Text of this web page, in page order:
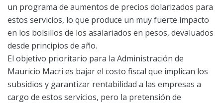
un programa de aumentos de precios dolarizados para
estos servicios, lo que produce un muy fuerte impacto
en los bolsillos de los asalariados en pesos, devaluados
desde principios de año.
El objetivo prioritario para la Administración de
Mauricio Macri es bajar el costo fiscal que implican los
subsidios y garantizar rentabilidad a las empresas a
cargo de estos servicios, pero la pretensión de